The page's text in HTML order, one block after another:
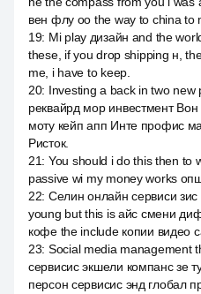
вен флу оо the way to china to
19: Mi play дизайн and the
these, if you drop shipping н,
me, i have to keep.
20: Investing а back in two new
реквайрд мор инвестмент
моту кейп апп Инте профис
Ристок.
21: You should i do this then to
passive wi my money works
22: Селин онлайн сервиси
young but this is айс смени
кофе the include копии видео
23: Social media management
сервисис экшели компанс зе
персон сервисис энд глобал